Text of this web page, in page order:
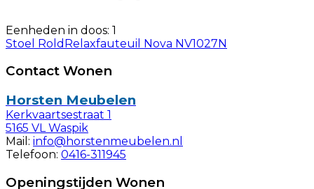
Eenheden in doos: 1
Stoel Rold Relaxfauteuil Nova NV1027N
Contact Wonen
Horsten Meubelen
Kerkvaartsestraat 1
5165 VL Waspik
Mail: info@horstenmeubelen.nl
Telefoon: 0416-311945
Openingstijden Wonen